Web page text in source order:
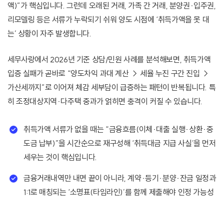
액)”가 핵심입니다. 그런데 오래된 거래, 가족 간 거래, 분양권·입주권,
리모델링 등은 서류가 누락되기 쉬워 양도 시점에 ‘취득가액을 못 대
는’ 상황이 자주 발생합니다.
세무사랑에서 2026년 기준 상담/민원 사례를 분석해보면, 취득가액
입증 실패가 곧바로 “양도차익 과대 계산 → 세율 누진 구간 진입 →
가산세까지”로 이어져 체감 세부담이 급증하는 패턴이 반복됩니다. 특
히 조정대상지역·다주택 중과가 얽히면 충격이 커질 수 있습니다.
취득가액 서류가 없을 때는 “금융흐름(이체·대출 실행·상환·중
도금 납부)”을 시간순으로 재구성해 ‘취득대금 지급 사실’을 먼저
세우는 것이 핵심입니다.
금융거래내역만 내면 끝이 아니라, 계약·등기·분양·잔금 일정과
1:1로 매칭되는 ‘소명표(타임라인)’를 함께 제출해야 인정 가능성